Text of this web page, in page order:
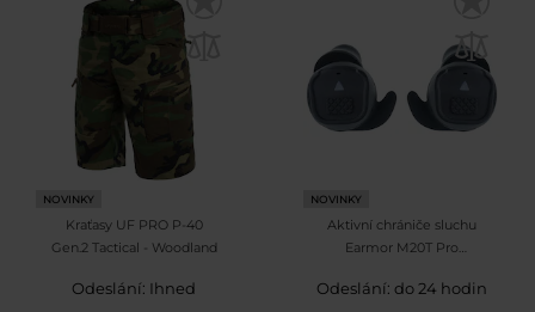
NOVINKY
Kraťasy UF PRO P-40
Gen.2 Tactical - Woodland
Odeslání: Ihned
NOVINKY
Aktivní chrániče sluchu
Earmor M20T Pro
Odeslání: do 24 hodin